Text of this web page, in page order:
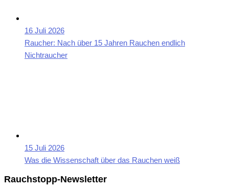
16 Juli 2026
Raucher: Nach über 15 Jahren Rauchen endlich
Nichtraucher
15 Juli 2026
Was die Wissenschaft über das Rauchen weiß
Rauchstopp-Newsletter